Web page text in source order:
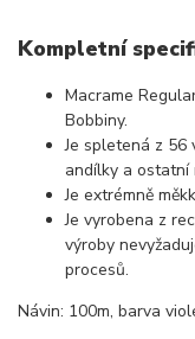
Kompletní
Macrame
Bobbiny.
Je spletená z 56
andílky a ostatní
Je extrémně
Je vyrobena z
výroby
procesů.
Návin: 100m, barva